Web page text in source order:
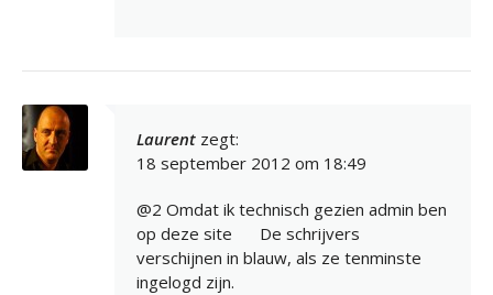
Laurent zegt:
18 september 2012 om 18:49
@2 Omdat ik technisch gezien admin ben
op deze site
De schrijvers
verschijnen in blauw, als ze tenminste
ingelogd zijn.